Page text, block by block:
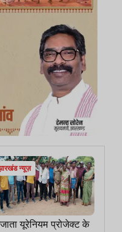
न्यूज़
यूरेनियम प्रोजेक्ट के